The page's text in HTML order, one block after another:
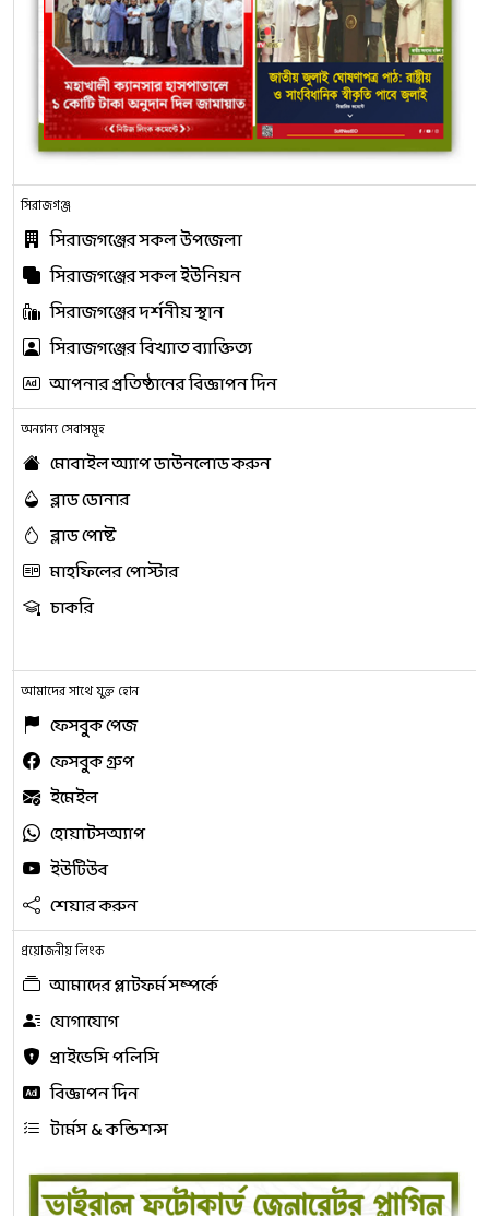
সিরাজগঞ্জ
সিরাজগঞ্জের সকল উপজেলা
সিরাজগঞ্জের সকল ইউনিয়ন
সিরাজগঞ্জের দর্শনীয় স্থান
সিরাজগঞ্জের বিখ্যাত ব্যাক্তিত্য
আপনার প্রতিষ্ঠানের বিজ্ঞাপন দিন
অন্যান্য সেবাসমূহ
মোবাইল অ্যাপ ডাউনলোড করুন
ব্লাড ডোনার
ব্লাড পোষ্ট
মাহফিলের পোস্টার
চাকরি
আমাদের সাথে যুক্ত হোন
ফেসবুক পেজ
ফেসবুক গ্রুপ
ইমেইল
হোয়াটসঅ্যাপ
ইউটিউব
শেয়ার করুন
প্রয়োজনীয় লিংক
আমাদের প্লাটফর্ম সম্পর্কে
যোগাযোগ
প্রাইভেসি পলিসি
বিজ্ঞাপন দিন
টার্মস & কন্ডিশন্স